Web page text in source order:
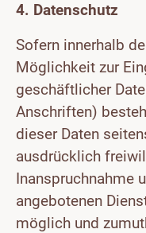
4. Datenschutz
Sofern innerhalb
Möglichkeit zur
geschäftlicher
Anschriften)
dieser Daten
ausdrücklich
Inanspruchnahme
angebotenen
möglich und